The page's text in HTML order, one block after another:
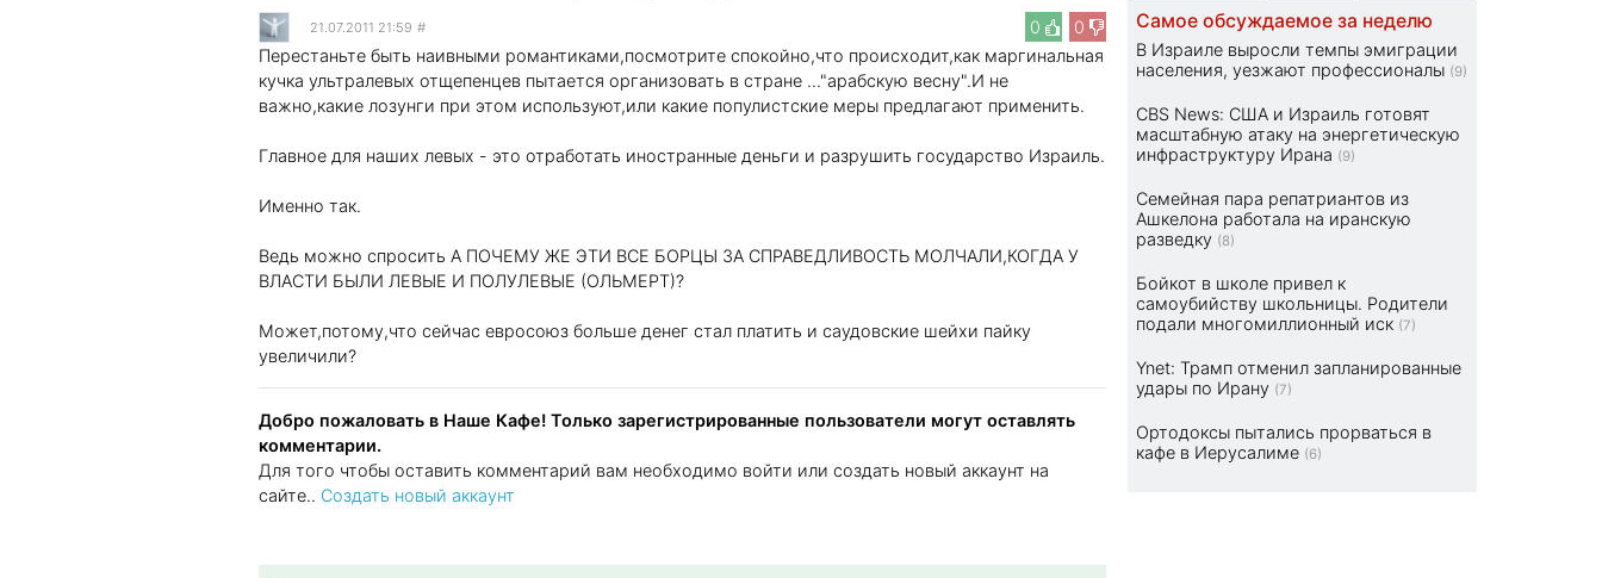
0
0
21.07.2011 21:59 #
Перестаньте быть наивными романтиками,посмотрите спокойно,что происходит,как маргинальная
кучка ультралевых отщепенцев пытается организовать в стране ..."арабскую весну".И не
важно,какие лозунги при этом используют,или какие популистские меры предлагают применить.
Главное для наших левых - это отработать иностранные деньги и разрушить государство Израиль.
Именно так.
Ведь можно спросить А ПОЧЕМУ ЖЕ ЭТИ ВСЕ БОРЦЫ ЗА СПРАВЕДЛИВОСТЬ МОЛЧАЛИ,КОГДА У
ВЛАСТИ БЫЛИ ЛЕВЫЕ И ПОЛУЛЕВЫЕ (ОЛЬМЕРТ)?
Может,потому,что сейчас евросоюз больше денег стал платить и саудовские шейхи пайку
увеличили?
Добро пожаловать в Наше Кафе! Только зарегистрированные пользователи могут оставлять
комментарии.
Для того чтобы оставить комментарий вам необходимо войти или создать новый аккаунт на
сайте.. Создать новый аккаунт
Самое обсуждаемое за неделю
В Израиле выросли темпы эмиграции
населения, уезжают профессионалы (9)
CBS News: США и Израиль готовят
масштабную атаку на энергетическую
инфраструктуру Ирана (9)
Семейная пара репатриантов из
Ашкелона работала на иранскую
разведку (8)
Бойкот в школе привел к
самоубийству школьницы. Родители
подали многомиллионный иск (7)
Ynet: Трамп отменил запланированные
удары по Ирану (7)
Ортодоксы пытались прорваться в
кафе в Иерусалиме (6)